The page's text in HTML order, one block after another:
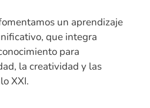
un aprendizaje
que integra
para
la creatividad y las
XXI.